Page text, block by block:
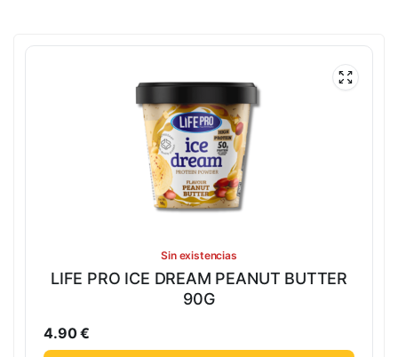
Sin existencias
LIFE PRO ICE DREAM PEANUT BUTTER
90G
4.90€